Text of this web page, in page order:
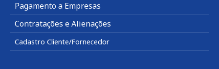
Pagamento a Empresas
Contratações e Alienações
Cadastro Cliente/Fornecedor